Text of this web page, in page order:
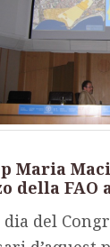
Maria
della FAO
del